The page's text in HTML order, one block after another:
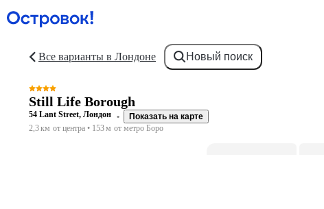
Все варианты в Лондоне Новый поиск
Still Life Borough
54 Lant Street, Лондон
Показать на карте
2,3 км от центра 153 м от метро Боро